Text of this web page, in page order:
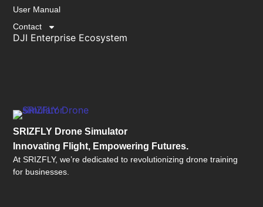
SRIZFLY Drone Simulator
Innovating Flight, Empowering Futures.
At SRIZFLY, we’re dedicated to revolutionizing drone training
for businesses.
User Manual
Contact
DJI Enterprise Ecosystem